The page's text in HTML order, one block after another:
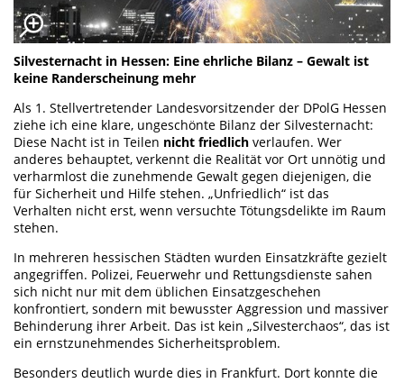
Silvesternacht in Hessen: Eine ehrliche Bilanz – Gewalt ist
keine Randerscheinung mehr
Als 1. Stellvertretender Landesvorsitzender der DPolG Hessen
ziehe ich eine klare, ungeschönte Bilanz der Silvesternacht:
Diese Nacht ist in Teilen nicht friedlich verlaufen. Wer
anderes behauptet, verkennt die Realität vor Ort unnötig und
verharmlost die zunehmende Gewalt gegen diejenigen, die
für Sicherheit und Hilfe stehen. „Unfriedlich“ ist das
Verhalten nicht erst, wenn versuchte Tötungsdelikte im Raum
stehen.
In mehreren hessischen Städten wurden Einsatzkräfte gezielt
angegriffen. Polizei, Feuerwehr und Rettungsdienste sahen
sich nicht nur mit dem üblichen Einsatzgeschehen
konfrontiert, sondern mit bewusster Aggression und massiver
Behinderung ihrer Arbeit. Das ist kein „Silvesterchaos“, das ist
ein ernstzunehmendes Sicherheitsproblem.
Besonders deutlich wurde dies in Frankfurt. Dort konnte die